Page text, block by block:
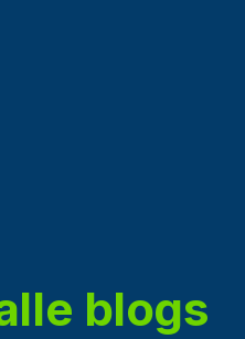
blogs